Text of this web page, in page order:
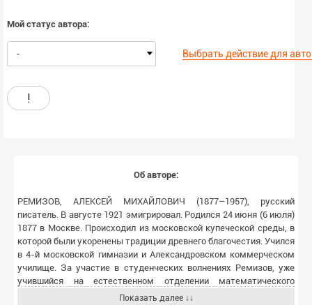
Мой статус автора:
- Выбрать действие для
!
Об авторе:
РЕМИЗОВ, АЛЕКСЕЙ МИХАЙЛОВИЧ (1877–1957), русский
писатель. В августе 1921 эмигрировал. Родился 24 июня (6 июля)
1877 в Москве. Происходил из московской купеческой среды, в
которой были укоренены традиции древнего благочестия. Учился
в 4-й московской гимназии и Александровском коммерческом
училище. За участие в студенческих волнениях Ремизов, уже
учившийся на естественном отделении математического
факультета Московского университеа, был выслан из Москвы и
Показать далее ↓↓